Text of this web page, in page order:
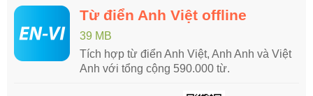
Từ điển Anh Việt offline
39 MB
Tích hợp từ điển Anh Việt, Anh Anh và Việt
Anh với tổng cộng 590.000 từ.